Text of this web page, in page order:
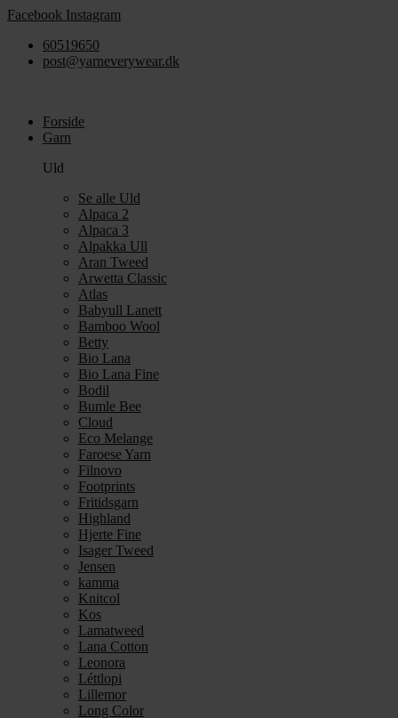
Videre
indhold
Facebook Instagram
60519650
post@yarneverywear.dk
Forside
Garn
Uld
Se alle Uld
Alpaca 2
Alpaca 3
Alpakka Ull
Aran Tweed
Arwetta Classic
Atlas
Babyull Lanett
Bamboo Wool
Betty
Bio Lana
Bio Lana Fine
Bodil
Bumle Bee
Cloud
Eco Melange
Faroese Yarn
Filnovo
Footprints
Fritidsgarn
Highland
Hjerte Fine
Isager Tweed
Jensen
kamma
Knitcol
Kos
Lamatweed
Lana Cotton
Leonora
Léttlopi
Lillemor
Long Color